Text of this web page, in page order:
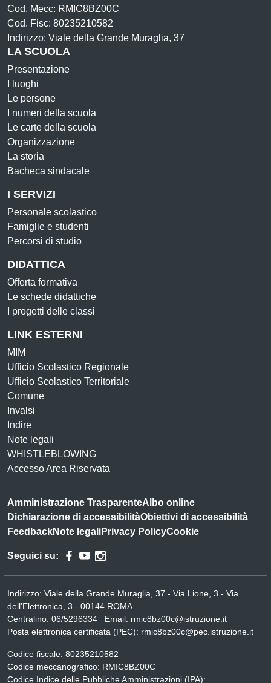
Cod. Mecc: RMIC8BZ00C
Cod. Fisc: 80235210582
Indirizzo: Viale della Grande Muraglia, 37
LA SCUOLA
Presentazione
I luoghi
Le persone
I numeri della scuola
Le carte della scuola
Organizzazione
La storia
Bacheca sindacale
I SERVIZI
Personale scolastico
Famiglie e studenti
Percorsi di studio
DIDATTICA
Offerta formativa
Le schede didattiche
I progetti delle classi
LINK ESTERNI
MIM
Ufficio Scolastico Regionale
Ufficio Scolastico Territoriale
Comune
Invalsi
Indire
Note legali
WHISTLEBLOWING
Accesso Area Riservata
Amministrazione TrasparenteAlbo online
Dichiarazione di accessibilitàObiettivi di accessibilità
FeedbackNote legaliPrivacy PolicyCookie
Seguici su:
Indirizzo: Viale della Grande Muraglia, 37 - Via Lione, 3 - Via
dell’Elettronica, 3 - 00144 ROMA
Centralino: 06/5296334 Email: rmic8bz00c@istruzione.it
Posta elettronica certificata (PEC): rmic8bz00c@pec.istruzione.it
Codice fiscale: 80235210582
Codice meccanografico: RMIC8BZ00C
Codice Indice delle Pubbliche Amministrazioni (IPA):